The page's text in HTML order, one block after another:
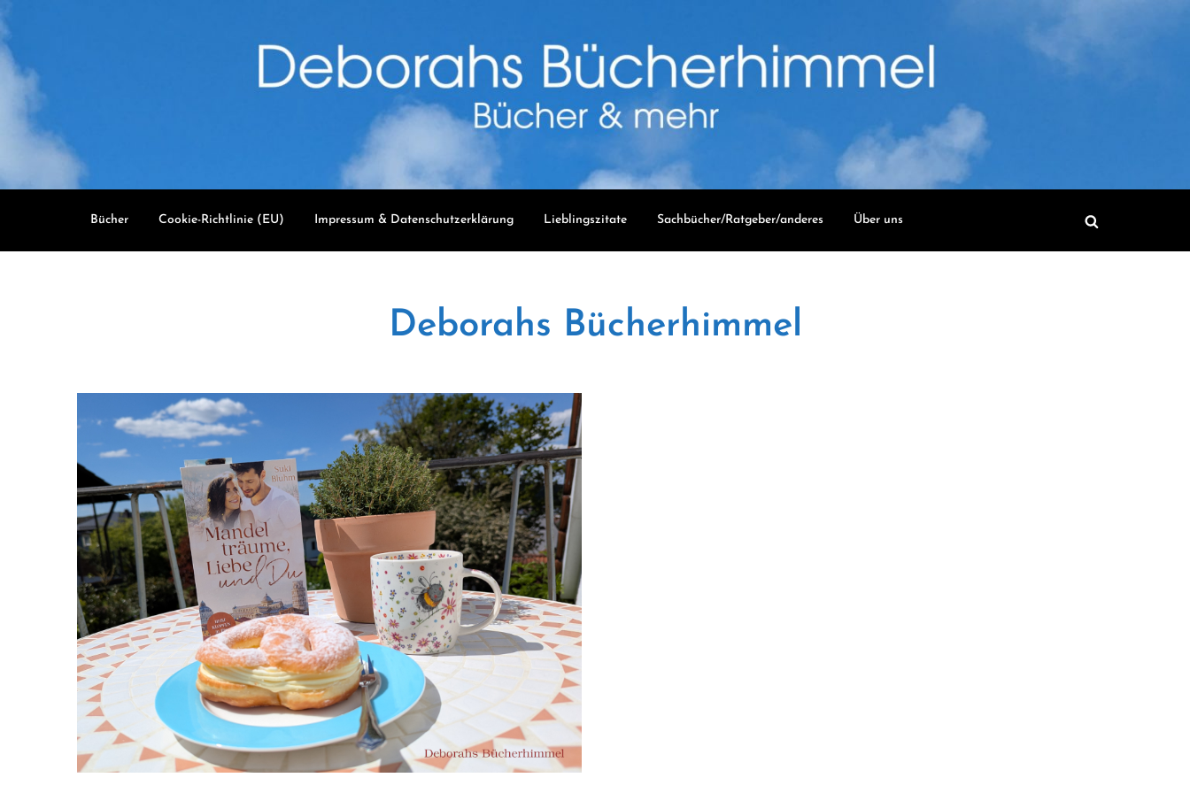
content
Bücher Cookie-Richtlinie (EU) Impressum & Datenschutzerklärung Lieblingszitate Sachbücher/Ratgeber/anderes Über uns
Deborahs Bücherhimmel